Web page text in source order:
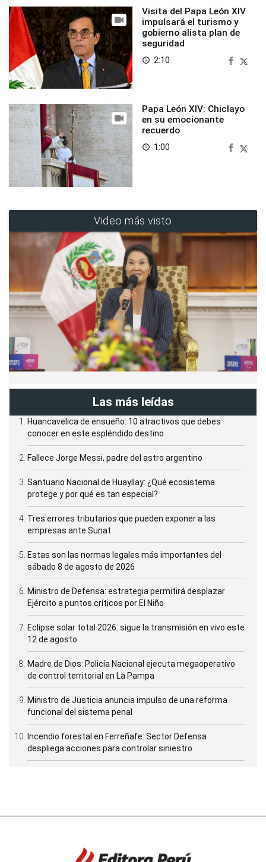
Visita del Papa León XIV
impulsará el turismo y
gobierno alista plan de
seguridad
access_time 2:10
Papa León XIV: Chiclayo
en su emocionante
recuerdo
access_time 1:00
Video más visto
Las más leídas
Huancavelica de ensueño: 10 atractivos que debes
conocer en este espléndido destino
Fallece Jorge Messi, padre del astro argentino
Santuario Nacional de Huayllay: ¿Qué ecosistema
protege y por qué es tan especial?
Tres errores tributarios que pueden exponer a las
empresas ante Sunat
Estas son las normas legales más importantes del
sábado 8 de agosto de 2026
Ministro de Defensa: estrategia permitirá desplazar
Ejército a puntos críticos por El Niño
Eclipse solar total 2026: sigue la transmisión en vivo este
12 de agosto
Madre de Dios: Policía Nacional ejecuta megaoperativo
de control territorial en La Pampa
Ministro de Justicia anuncia impulso de una reforma
funcional del sistema penal
Incendio forestal en Ferreñafe: Sector Defensa
despliega acciones para controlar siniestro